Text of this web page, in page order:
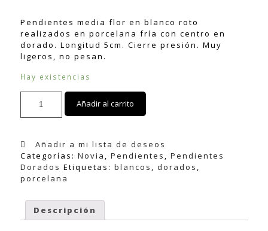
Pendientes media flor en blanco roto
realizados en porcelana fría con centro en
dorado. Longitud 5cm. Cierre presión. Muy
ligeros, no pesan.
Hay existencias
Pendientes
porcelana
LENA
cantidad
Añadir al carrito
Añadir a mi lista de deseos
Categorías: Novia , Pendientes , Pendientes
Dorados Etiquetas: blancos , dorados ,
porcelana
Descripción